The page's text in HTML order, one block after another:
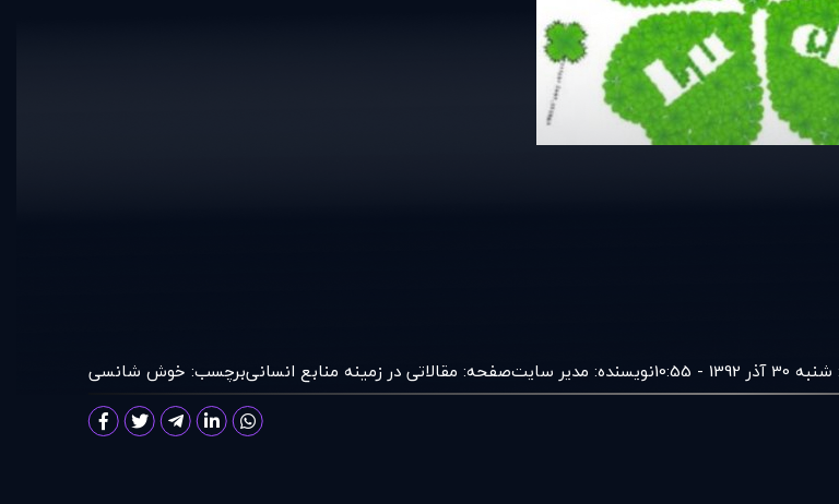
شنبه 30 آذر 1392 - 10:55 نویسنده: مدير سايتصفحه: مقالاتی در زمينه منابع انسانیبرچسب: خوش شانسی